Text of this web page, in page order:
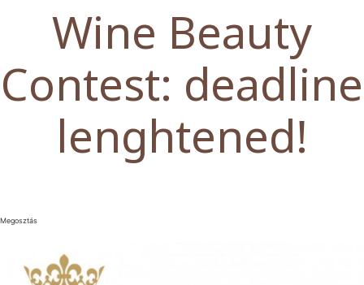
Wine Beauty
Contest: deadline
lenghtened!
Megosztás